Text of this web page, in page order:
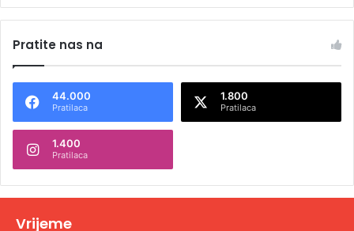
t
n
t
v
Pratite nas na
44.000
Pratilaca
1.800
Pratilaca
1.400
Pratilaca
Vrijeme